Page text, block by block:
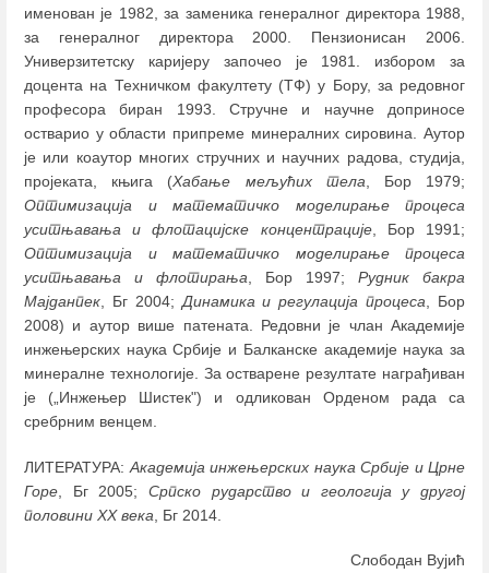
именован је 1982, за заменика генералног директора 1988,
за генералног директора 2000. Пензионисан 2006.
Универзитетску каријеру започео је 1981. избором за
доцента на Техничком факултету (ТФ) у Бору, за редовног
професора биран 1993. Стручне и научне доприносе
остварио у области припреме минералних сировина. Аутор
је или коаутор многих стручних и научних радова, студија,
пројеката, књига (Хабање мељућих тела, Бор 1979;
Оптимизација и математичко моделирање процеса
уситњавања и флотацијске концентрације, Бор 1991;
Оптимизација и математичко моделирање процеса
уситњавања и флотирања, Бор 1997; Рудник бакра
Мајданпек, Бг 2004;Динамика и регулација процеса, Бор
2008) и аутор више патената. Редовни је члан Академије
инжењерских наука Србије и Балканске академије наука за
минералне технологије. За остварене резултате награђиван
је („Инжењер Шистек") и одликован Орденом рада са
сребрним венцем.
ЛИТЕРАТУРА: Академија инжењерских наука Србије и Црне
Горе , Бг 2005; Српско рударство и геологија у другој
половини ХХ века , Бг 2014.
Слободан Вујић